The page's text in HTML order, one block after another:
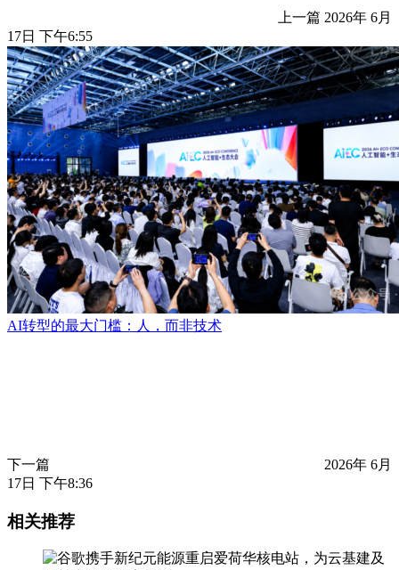
上一篇 2026年 6月
17日 下午6:55
AI转型的最大门槛：人，而非技术
下一篇
2026年 6月
17日 下午8:36
相关推荐